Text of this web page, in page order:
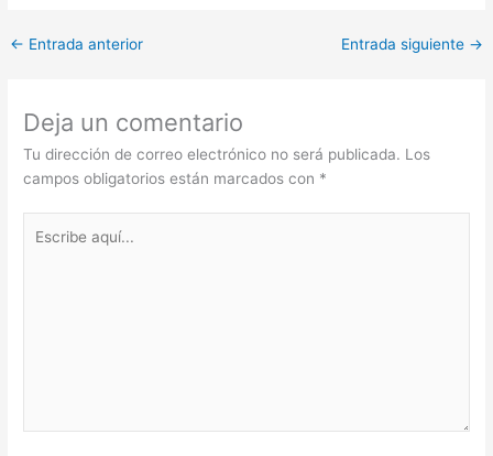
← Entrada anterior Entrada siguiente →
Deja un comentario
Tu dirección de correo electrónico no será publicada. Los
campos obligatorios están marcados con *
aquí...